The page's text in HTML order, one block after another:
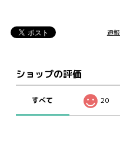
通
ショップの評価
すべて 20